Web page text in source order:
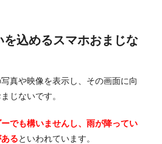
込めるスマホおまじな
真や映像を表示し、その画面に向
じないです。
でも構いませんし、雨が降ってい
るといわれています。